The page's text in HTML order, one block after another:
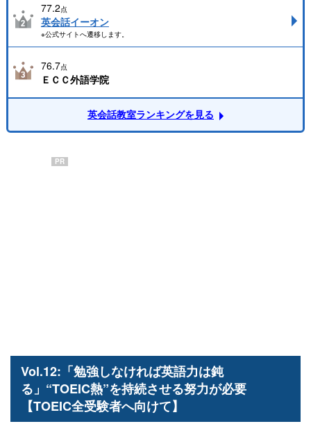
77.2点
英会話イーオン
※公式サイトへ遷移します。
76.7点
ＥＣＣ外語学院
英会話教室ランキングを見る
PR
Vol.12:「勉強しなければ英語力は鈍
る」“TOEIC熱”を持続させる努力が必要
【TOEIC全受験者へ向けて】